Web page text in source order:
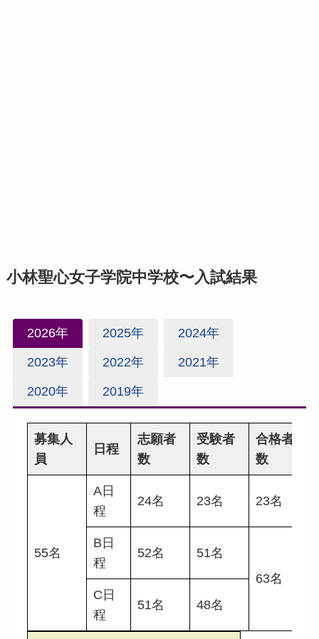
小林聖心女子学院中学校〜入試結果
2026年 2025年 2024年
2023年 2022年 2021年
2020年 2019年
募集人
員
日程
志願者
数
受験者
数
合格者
数
55名
A日
程
24名 23名 23名
B日
程
52名
51名
63名
C日
程
51名 48名